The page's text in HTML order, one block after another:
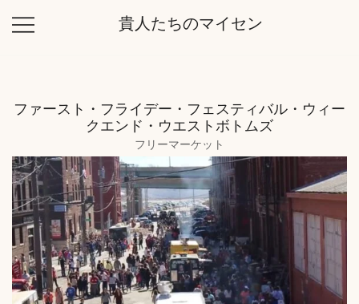
貴人たちのマイセン
ファースト・フライデー・フェスティバル・ウィー
クエンド・ウエストボトムズ
フリーマーケット